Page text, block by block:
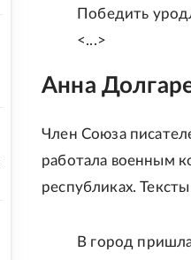
Победить
<...>
Анна
Член Союза
работала военным
республиках.
В город